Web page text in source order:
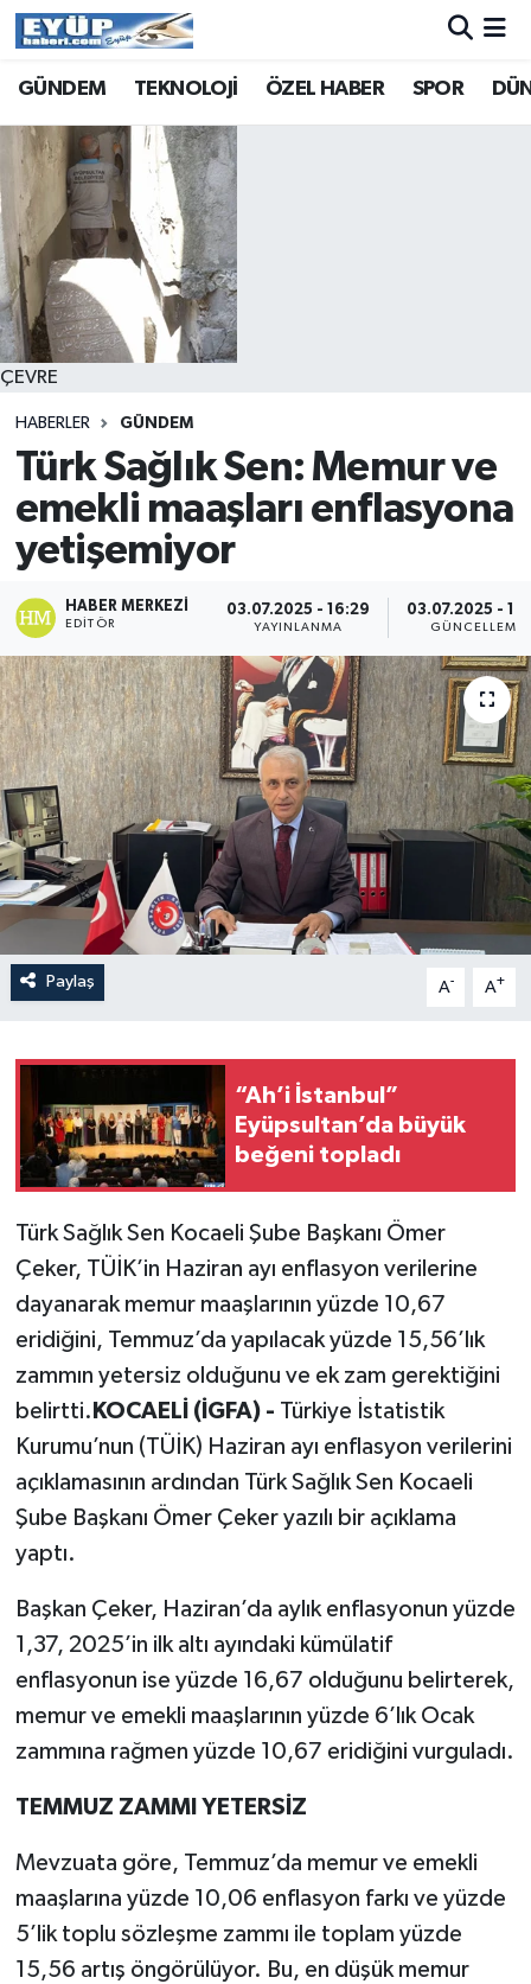
GÜNDEM TEKNOLOJİ ÖZEL HABER SPOR
ÇEVRE
HABERLER GÜNDEM
Türk Sağlık Sen: Memur ve
emekli maaşları enflasyona
yetişemiyor
HABER MERKEZI
EDITÖR
03.07.2025 - 16:29
YAYINLANMA
03.07.2025 -
GÜNCELLEME
Paylaş A- A+
“Ah’i İstanbul”
Eyüpsultan’da büyük
beğeni topladı
Türk Sağlık Sen Kocaeli Şube Başkanı Ömer
Çeker, TÜİK’in Haziran ayı enflasyon verilerine
dayanarak memur maaşlarının yüzde 10,67
eridiğini, Temmuz’da yapılacak yüzde 15,56’lık
zammın yetersiz olduğunu ve ek zam gerektiğini
belirtti. KOCAELİ (İGFA) - Türkiye İstatistik
Kurumu’nun (TÜİK) Haziran ayı enflasyon verilerini
açıklamasının ardından Türk Sağlık Sen Kocaeli
Şube Başkanı Ömer Çeker yazılı bir açıklama
yaptı.
Başkan Çeker, Haziran’da aylık enflasyonun yüzde
1,37, 2025’in ilk altı ayındaki kümülatif
enflasyonun ise yüzde 16,67 olduğunu belirterek,
memur ve emekli maaşlarının yüzde 6’lık Ocak
zammına rağmen yüzde 10,67 eridiğini vurguladı.
TEMMUZ ZAMMI YETERSİZ
Mevzuata göre, Temmuz’da memur ve emekli
maaşlarına yüzde 10,06 enflasyon farkı ve yüzde
5’lik toplu sözleşme zammı ile toplam yüzde
15,56 artış öngörülüyor. Bu, en düşük memur